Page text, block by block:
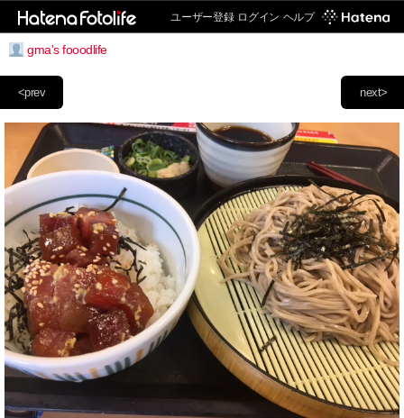
ユーザー登録 ログイン ヘルプ
gma's fooodlife
next>
<prev